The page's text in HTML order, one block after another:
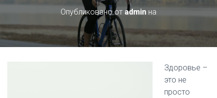
Опубликовано от admin на
Здоровье –
это не
просто